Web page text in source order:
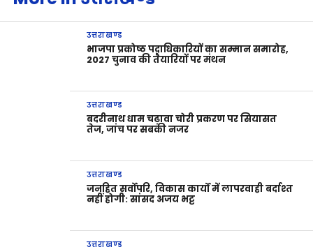
उत्तराखण्ड
भाजपा प्रकोष्ठ पदाधिकारियों का सम्मान समारोह,
2027 चुनाव की तैयारियों पर मंथन
उत्तराखण्ड
बदरीनाथ धाम चढ़ावा चोरी प्रकरण पर सियासत
तेज, जांच पर सबकी नजर
उत्तराखण्ड
जनहित सर्वोपरि, विकास कार्यों में लापरवाही बर्दाश्त
नहीं होगी: सांसद अजय भट्ट
उत्तराखण्ड